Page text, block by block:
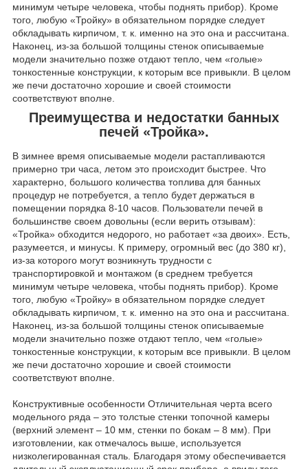
минимум четыре человека, чтобы поднять прибор). Кроме
того, любую «Тройку» в обязательном порядке следует
обкладывать кирпичом, т. к. именно на это она и рассчитана.
Наконец, из-за большой толщины стенок описываемые
модели значительно позже отдают тепло, чем «голые»
тонкостенные конструкции, к которым все привыкли. В целом
же печи достаточно хорошие и своей стоимости
соответствуют вполне.
Преимущества и недостатки банных
печей «Тройка».
В зимнее время описываемые модели растапливаются
примерно три часа, летом это происходит быстрее. Что
характерно, большого количества топлива для банных
процедур не потребуется, а тепло будет держаться в
помещении порядка 8-10 часов. Пользователи печей в
большинстве своем довольны (если верить отзывам):
«Тройка» обходится недорого, но работает «за двоих». Есть,
разумеется, и минусы. К примеру, огромный вес (до 380 кг),
из-за которого могут возникнуть трудности с
транспортировкой и монтажом (в среднем требуется
минимум четыре человека, чтобы поднять прибор). Кроме
того, любую «Тройку» в обязательном порядке следует
обкладывать кирпичом, т. к. именно на это она и рассчитана.
Наконец, из-за большой толщины стенок описываемые
модели значительно позже отдают тепло, чем «голые»
тонкостенные конструкции, к которым все привыкли. В целом
же печи достаточно хорошие и своей стоимости
соответствуют вполне.
Конструктивные особенности Отличительная черта всего
модельного ряда – это толстые стенки топочной камеры
(верхний элемент – 10 мм, стенки по бокам – 8 мм). При
изготовлении, как отмечалось выше, используется
низколегированная сталь. Благодаря этому обеспечивается